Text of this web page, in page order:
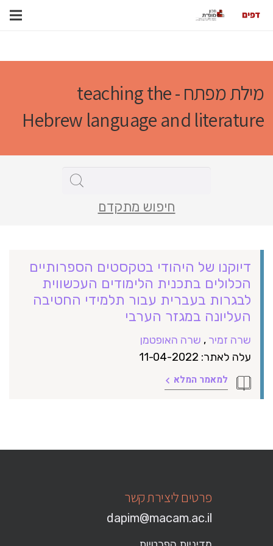
מילת מפתח - teaching the
Hebrew language and literature
חיפוש מתקדם
דיוקנו של היהודי בטקסטים הספרותיים
הכלולים בתכנית הלימודים העכשווית
לבגרות בעברית עבור תלמידי החטיבה
העליונה במגזר הערבי
שרה זמיר , שרה האופטמן
עלה לאתר: 11-04-2022
למאמר המלא
פרטים ליצירת קשר
dapim@macam.ac.il